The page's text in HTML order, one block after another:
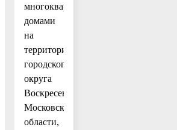
многоквартирными
домами
на
территории
городского
округа
Воскресенск
Московской
области,